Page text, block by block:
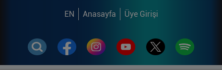
EN Anasayfa Üye Girişi